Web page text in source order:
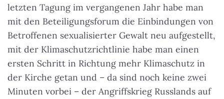
letzten Tagung im vergangenen Jahr habe man
mit den Beteiligungsforum die Einbindungen von
Betroffenen sexualisierter Gewalt neu aufgestellt,
mit der Klimaschutzrichtlinie habe man einen
ersten Schritt in Richtung mehr Klimaschutz in
der Kirche getan und – da sind noch keine zwei
Minuten vorbei – der Angriffskrieg Russlands auf